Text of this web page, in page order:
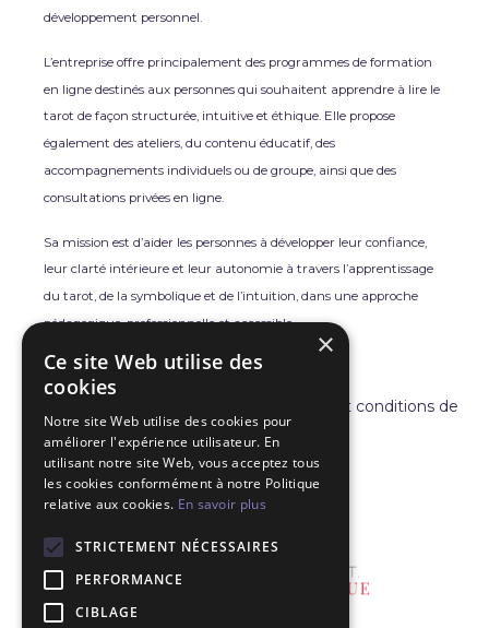
développement personnel.
L’entreprise offre principalement des programmes de formation
en ligne destinés aux personnes qui souhaitent apprendre à lire le
tarot de façon structurée, intuitive et éthique. Elle propose
également des ateliers, du contenu éducatif, des
accompagnements individuels ou de groupe, ainsi que des
consultations privées en ligne.
Sa mission est d’aider les personnes à développer leur confiance,
leur clarté intérieure et leur autonomie à travers l’apprentissage
du tarot, de la symbolique et de l’intuition, dans une approche
pédagogique, professionnelle et accessible.
Termes et conditions de
vente
×
Ce site Web utilise des
cookies
Notre site Web utilise des cookies pour
améliorer l'expérience utilisateur. En
utilisant notre site Web, vous acceptez tous
les cookies conformément à notre Politique
relative aux cookies. En savoir plus
STRICTEMENT NÉCESSAIRES
PERFORMANCE
CIBLAGE